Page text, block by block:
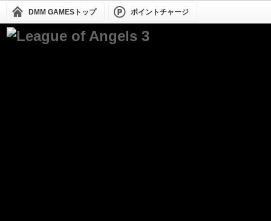
DMM GAMESトップ ポイントチャージ